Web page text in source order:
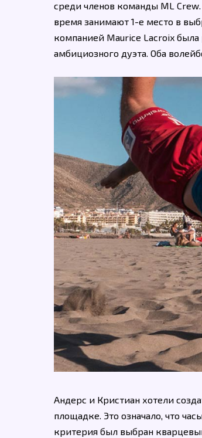
среди членов команды ML
время занимают 1-е место в
компанией Maurice Lacroix
амбициозного дуэта. Оба
Андерс и Кристиан хотели
площадке. Это означало, что
критерия был выбран